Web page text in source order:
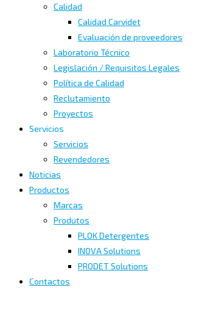
Calidad
Calidad Carvidet
Evaluación de proveedores
Laboratorio Técnico
Legislación / Requisitos Legales
Política de Calidad
Reclutamiento
Proyectos
Servicios
Servicios
Revendedores
Noticias
Productos
Marcas
Produtos
PLOK Detergentes
INOVA Solutions
PRODET Solutions
Contactos